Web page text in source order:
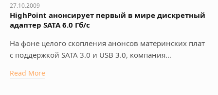
27.10.2009
HighPoint анонсирует первый в мире дискретный
адаптер SATA 6.0 Гб/c
На фоне целого скопления анонсов материнских плат
с поддержкой SATA 3.0 и USB 3.0, компания…
Read More